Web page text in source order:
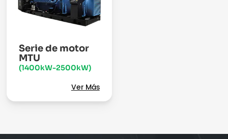
Serie de motor
MTU
(1400kW-2500kW)
Ver Más